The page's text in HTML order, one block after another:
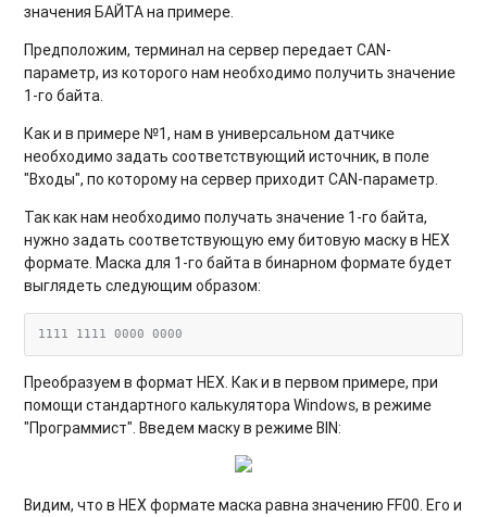
значения БАЙТА на примере.
Предположим, терминал на сервер передает CAN-
параметр, из которого нам необходимо получить значение
1-го байта.
Как и в примере №1, нам в универсальном датчике
необходимо задать соответствующий источник, в поле
"Входы", по которому на сервер приходит CAN-параметр.
Так как нам необходимо получать значение 1-го байта,
нужно задать соответствующую ему битовую маску в HEX
формате. Маска для 1-го байта в бинарном формате будет
выглядеть следующим образом:
Преобразуем в формат HEX. Как и в первом примере, при
помощи стандартного калькулятора Windows, в режиме
"Программист". Введем маску в режиме BIN:
Видим, что в HEX формате маска равна значению FF00. Его и